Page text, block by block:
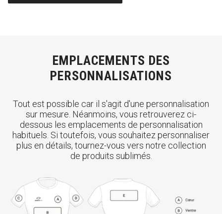
EMPLACEMENTS DES
PERSONNALISATIONS
Tout est possible car il s'agit d'une personnalisation
sur mesure. Néanmoins, vous retrouverez ci-
dessous les emplacements de personnalisation
habituels. Si toutefois, vous souhaitez personnaliser
plus en détails, tournez-vous vers notre collection
de produits sublimés.